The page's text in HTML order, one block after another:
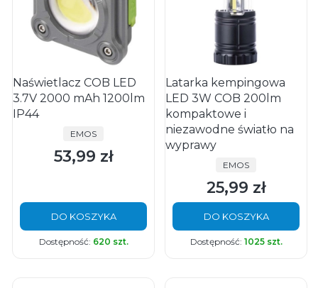
Naświetlacz COB LED
3.7V 2000 mAh 1200lm
IP44
PRODUCENT
EMOS
Cena
53,99 zł
DO KOSZYKA
Dostępność: 620 szt.
Latarka kempingowa
LED 3W COB 200lm
kompaktowe i
niezawodne światło na
wyprawy
PRODUCENT
EMOS
Cena
25,99 zł
DO KOSZYKA
Dostępność: 1025 szt.